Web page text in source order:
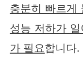
충분히 빠르게
성능 저하가
가 필요합니다.